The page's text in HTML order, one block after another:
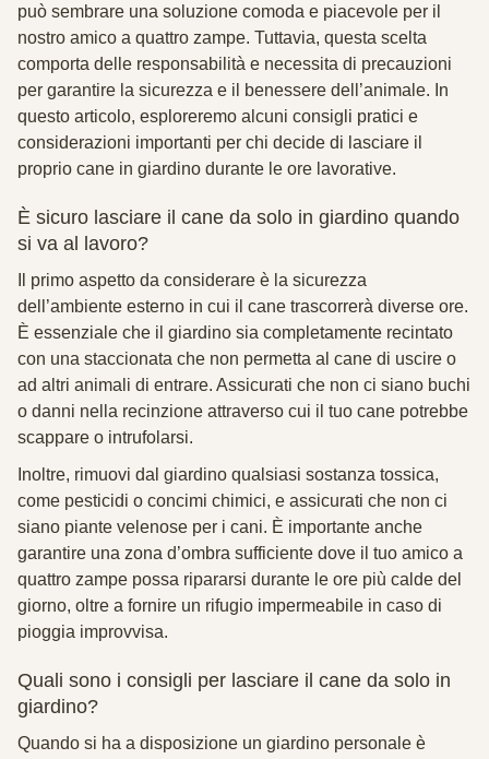
può sembrare una soluzione comoda e piacevole per il
nostro amico a quattro zampe. Tuttavia, questa scelta
comporta delle responsabilità e necessita di precauzioni
per garantire la sicurezza e il benessere dell’animale. In
questo articolo, esploreremo alcuni consigli pratici e
considerazioni importanti per chi decide di lasciare il
proprio cane in giardino durante le ore lavorative.
È sicuro lasciare il cane da solo in giardino quando
si va al lavoro?
Il primo aspetto da considerare è la sicurezza
dell’ambiente esterno in cui il cane trascorrerà diverse ore.
È essenziale che il giardino sia completamente recintato
con una staccionata che non permetta al cane di uscire o
ad altri animali di entrare. Assicurati che non ci siano buchi
o danni nella recinzione attraverso cui il tuo cane potrebbe
scappare o intrufolarsi.
Inoltre, rimuovi dal giardino qualsiasi sostanza tossica,
come pesticidi o concimi chimici, e assicurati che non ci
siano piante velenose per i cani. È importante anche
garantire una zona d’ombra sufficiente dove il tuo amico a
quattro zampe possa ripararsi durante le ore più calde del
giorno, oltre a fornire un rifugio impermeabile in caso di
pioggia improvvisa.
Quali sono i consigli per lasciare il cane da solo in
giardino?
Quando si ha a disposizione un giardino personale è